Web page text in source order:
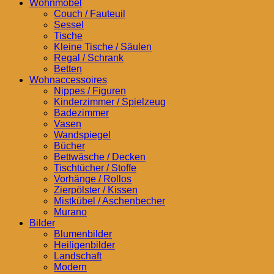
Wohnmöbel
Couch / Fauteuil
Sessel
Tische
Kleine Tische / Säulen
Regal / Schrank
Betten
Wohnaccessoires
Nippes / Figuren
Kinderzimmer / Spielzeug
Badezimmer
Vasen
Wandspiegel
Bücher
Bettwäsche / Decken
Tischtücher / Stoffe
Vorhänge / Rollos
Zierpölster / Kissen
Mistkübel / Aschenbecher
Murano
Bilder
Blumenbilder
Heiligenbilder
Landschaft
Modern